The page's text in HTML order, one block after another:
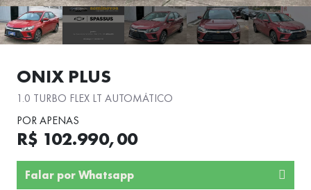
ONIX PLUS
1.0 TURBO FLEX LT AUTOMÁTICO
POR APENAS
R$ 102.990,00
Falar por Whatsapp